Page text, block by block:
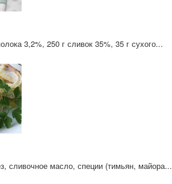
3,2%, 250 г сливок 35%, 35 г сухого...
сливочное масло, специи (тимьян, майора...